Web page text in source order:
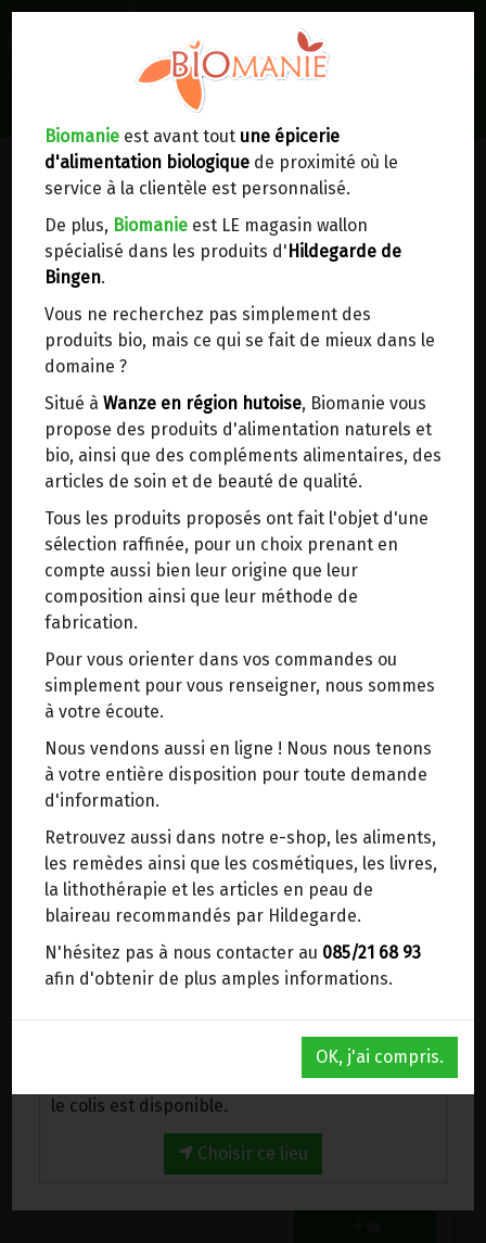
Biomanie est avant tout une épicerie
d'alimentation biologique de proximité où le
service à la clientèle est personnalisé.
De plus, Biomanie est LE magasin wallon
spécialisé dans les produits d' Hildegarde de
Bingen.
Vous ne recherchez pas simplement des
produits bio, mais ce qui se fait de mieux dans le
domaine ?
Situé à Wanze en région hutoise, Biomanie vous
propose des produits d'alimentation naturels et
bio, ainsi que des compléments alimentaires, des
articles de soin et de beauté de qualité.
Tous les produits proposés ont fait l'objet d'une
sélection raffinée, pour un choix prenant en
compte aussi bien leur origine que leur
composition ainsi que leur méthode de
fabrication.
Pour vous orienter dans vos commandes ou
simplement pour vous renseigner, nous sommes
à votre écoute.
Nous vendons aussi en ligne ! Nous nous tenons
à votre entière disposition pour toute demande
d'information.
Retrouvez aussi dans notre e-shop, les aliments,
les remèdes ainsi que les cosmétiques, les livres,
la lithothérapie et les articles en peau de
blaireau recommandés par Hildegarde.
N'hésitez pas à nous contacter au 085/21 68 93
afin d'obtenir de plus amples informations.
OK, j'ai compris.
Lieux de réception/livraison
Livraison à votre domicile
Nous envoyons votre commande à votre
domicile enBelgique, France, Luxembourg,
Royaume-Uni, Suisse, Pays-Bas, Portugal,
Espagne. Pour d'autres pays, merci de nous
contacter.
Choisir ce lieu
Dans un point d'enlèvement BPost
En choisissant un Point d’enlèvement ou un
distributeur bbox, vous permettez d’éviter des
trajets inutiles. En posant ce choix, vous
contribuez à la réduction des émissions de CO₂
de 30 % en moyenne. Et grâce au plus grand
réseau de distribution de Belgique, il y a
toujours une solution près de chez vous.
Venez chercher votre colis dans un point
d'enlèvement ou distributeur BBox de BPost :
points d'enlèvement ou distributeurs BBox
Merci de signaler dans les commentaires, le
point d'enlèvement choisi.
Sinon, vous pouvez envoyer un mail avec le
point d'enlèvement désiré ou bien nous vous
recontacterons afin de déterminer ensemble le
lieu de livraison choisi.
Choisir ce lieu
Au magasin de Wanze (BE)
Venez chercher votre commande au magasin,
le colis est disponible.
Choisir ce lieu
GRAINES & OLÉAGINEUX
EPICERIE BIO
Fruits secs, graines & oléagineux, Fruits à coque
>Graines & Oléagineux
BAIES DE GENEVRIER BIO SONNENTOR 35G
3.25€/pc
- 1 paquet +
COEURS DE CHANVRE GRAINES DE DECORTIQUEES BIO CHANVR'EEL 200G
1 sachet